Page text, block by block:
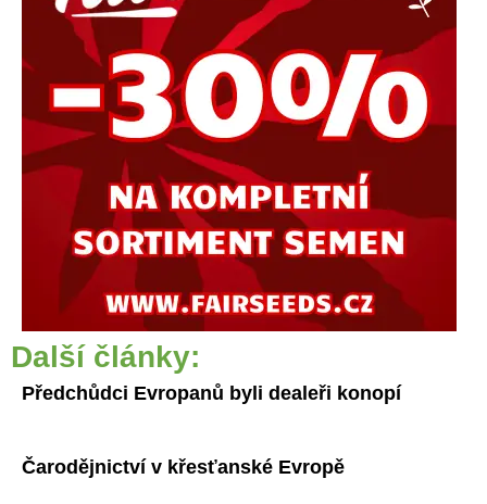
Další články:
Předchůdci Evropanů byli dealeři konopí
Čarodějnictví v křesťanské Evropě